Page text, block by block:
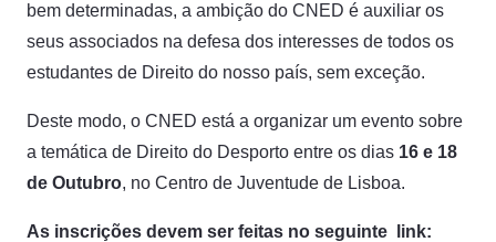
bem determinadas, a ambição do CNED é auxiliar os
seus associados na defesa dos interesses de todos os
estudantes de Direito do nosso país, sem exceção.
Deste modo, o CNED está a organizar um evento sobre
a temática de Direito do Desporto entre os dias 16 e 18
de Outubro, no Centro de Juventude de Lisboa.
As inscrições devem ser feitas no seguinte link: